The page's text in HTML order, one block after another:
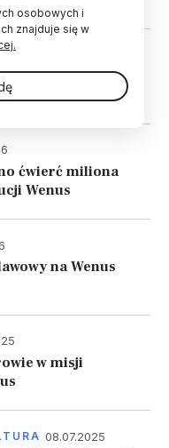
tworzy
atmosferze Wenus
ćwierć miliona
Wenus
na Wenus
w misji
08.07.2025
osobowych i
znajduje się w